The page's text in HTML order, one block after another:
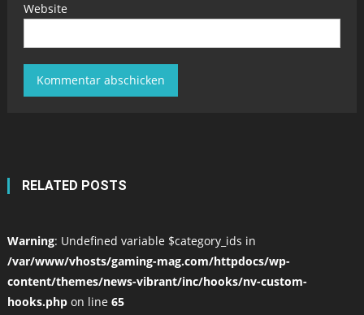
Website
RELATED POSTS
Warning: Undefined variable $category_ids in
/var/www/vhosts/gaming-mag.com/httpdocs/wp-
content/themes/news-vibrant/inc/hooks/nv-custom-
hooks.phpon line 65